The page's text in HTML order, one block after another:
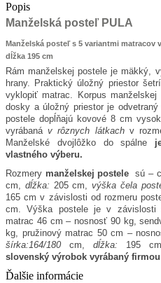
Popis
Manželská posteľ PULA
Manželská posteľ s 5 variantmi
dĺžka 195 cm
Rám manželskej postele je mäkký,
hrany. Praktický úložný priestor
vyklopiť matrac. Korpus
dosky a úložný priestor je
postele dopĺňajú kovové 8 cm
vyrábanáv rôznych látkachv
Manželské dvojlôžko do spálne
vlastného výberu.
Rozmery manželskej postele sú –
cm, dĺžka: 205 cm,výška čela
165 cm v závislosti od rozmeru
cm. Výška postele je v závislosti
matrac 46 cm – nosnosť 90 kg,
kg, pružinový matrac 50 cm –
šírka:164/180 cm, dĺžka: 195
slovenský výrobok vyrábaný firmou
Ďalšie informácie